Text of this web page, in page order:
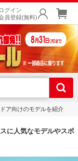
ログイン
員登録(無料)
ア向けのモデルを紹介
に人気なモデルやスポ